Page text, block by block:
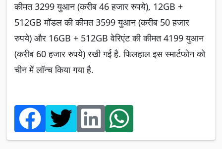
कीमत 3299 युआन (करीब 46 हजार रुपये), 12GB +
512GB मॉडल की कीमत 3599 युआन (करीब 50 हजार
रुपये) और 16GB + 512GB वेरिएंट की कीमत 4199 युआन
(करीब 60 हजार रुपये) रखी गई है. फिलहाल इस स्मार्टफोन को
चीन में लॉन्च किया गया है.